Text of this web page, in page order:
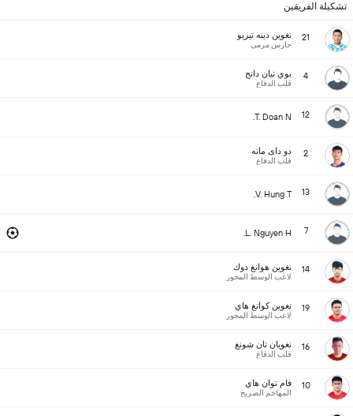
تشكيلة الفريقين
21 نغوين دينه تيريو
حارس مرمى
4 بوي تيان دانج
قلب الدفاع
12
T. Doan N.
2 دو داى مانه
قلب الدفاع
13
V. Hung T.
7
L. Nguyen H.
14 نغوين هوانغ دوك
لاعب الوسط المحور
19 نغوين كوانغ هاي
لاعب الوسط المحور
16 نغويان تان شونغ
قلب الدفاع
10 فام توان هاي
المهاجم الصريح